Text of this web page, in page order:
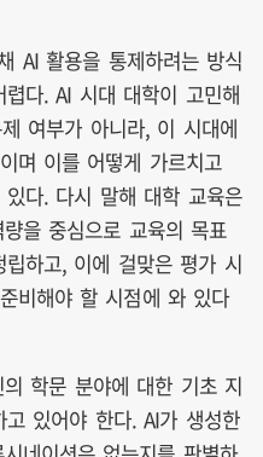
AI 활용을 통제하려는 방식
다. AI 시대 대학이 고민해
여부가 아니라, 이 시대에
며 이를 어떻게 가르치고
다. 다시 말해 대학 교육은
을 중심으로 교육의 목표
하고, 이에 걸맞은 평가 시
비해야 할 시점에 와 있다
학문 분야에 대한 기초 지
있어야 한다. AI가 생성한